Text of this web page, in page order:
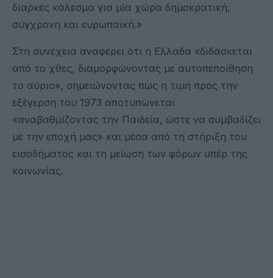
διαρκές κάλεσμα για μία χώρα δημοκρατική,
σύγχρονη και ευρωπαϊκή.»
Στη συνέχεια αναφέρει ότι η Ελλάδα «διδάσκεται
από το χθες, διαμορφώνοντας με αυτοπεποίθηση
το αύριο», σημειώνοντας πως η τιμή προς την
εξέγερση του 1973 αποτυπώνεται
«αναβαθμίζοντας την Παιδεία, ώστε να συμβαδίζει
με την εποχή μας» και μέσα από τη στήριξη του
εισοδήματος και τη μείωση των φόρων υπέρ της
κοινωνίας.